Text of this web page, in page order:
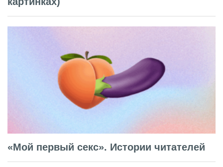
«Мой первый секс». Истории читателей